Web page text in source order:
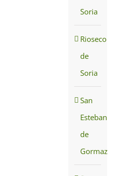
Soria
Rioseco
de
Soria
San
Esteban
de
Gormaz